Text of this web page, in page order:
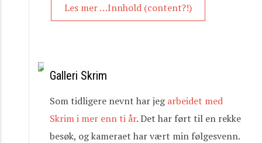
Les mer …Innhold (content?!)
Galleri Skrim
Som tidligere nevnt har jegarbeidet med
Skrim i mer enn ti år. Det har ført til en rekke
besøk, og kameraet har vært min følgesvenn.